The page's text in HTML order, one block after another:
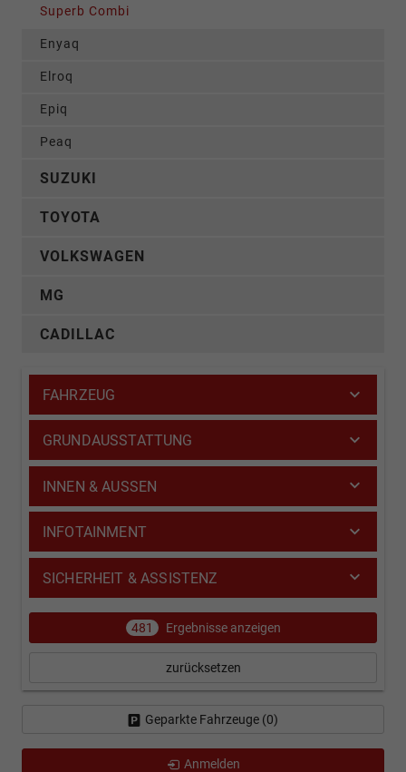
Superb Combi
Enyaq
Elroq
Epiq
Peaq
SUZUKI
TOYOTA
VOLKSWAGEN
MG
CADILLAC
FAHRZEUG
GRUNDAUSSTATTUNG
INNEN & AUSSEN
INFOTAINMENT
SICHERHEIT & ASSISTENZ
481 Ergebnisse anzeigen
zurücksetzen
Geparkte Fahrzeuge (0)
Anmelden